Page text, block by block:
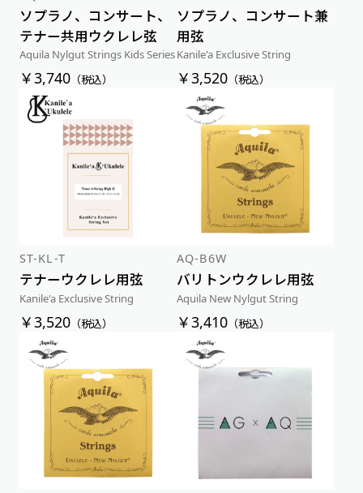
ソプラノ、コンサート、
テナー共用ウクレレ弦
Aquila Nylgut Strings Kids Series
￥3,740（税込）
ソプラノ、コンサート兼
用弦
Kanile'a Exclusive String
￥3,520 （税込）
ST-KL-T
テナーウクレレ用弦
Kanile'a Exclusive String
￥3,520（税込）
AQ-B6W
バリトンウクレレ用弦
Aquila New Nylgut String
￥3,410 （税込）